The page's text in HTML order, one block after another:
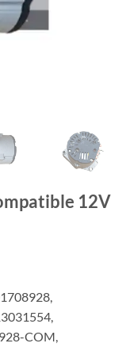
12V
COM,